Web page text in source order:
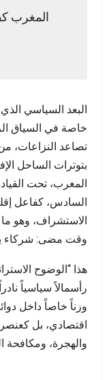
المغرب
البعد السياسي
خاصة في السياق
تصاعد النزاعات،
بتوترات الساحل
المغرب، تحت
السادس، كفاعل
الاستشراف، وهو ما
وقت مضى: شركاء
هذا “الوضوح
رأسمالاً سياسياً
وزناً خاصاً داخل
اقتصادي، بل كعنصر
والهجرة، ومكافحة